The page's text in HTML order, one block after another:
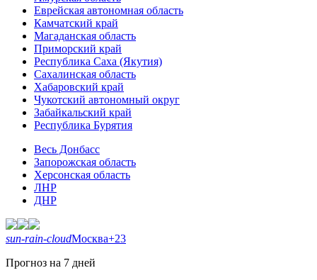
Еврейская автономная область
Камчатский край
Магаданская область
Приморский край
Республика Саха (Якутия)
Сахалинская область
Хабаровский край
Чукотский автономный округ
Забайкальский край
Республика Бурятия
Весь Донбасс
Запорожская область
Херсонская область
ЛНР
ДНР
sun-rain-cloudМосква+23
Прогноз на 7 дней